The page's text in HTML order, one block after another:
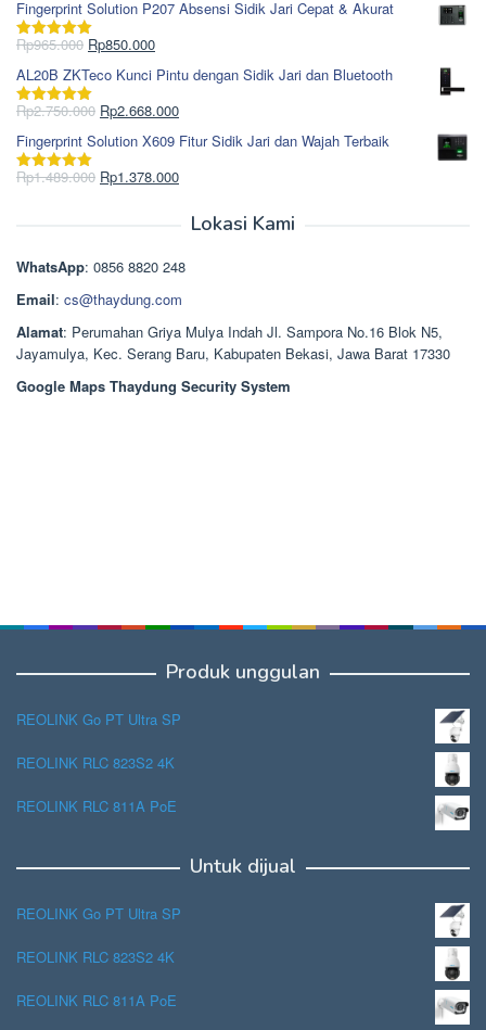
adalah:
Rp1.695.000.
ini
Fingerprint Solution P207 Absensi Sidik Jari Cepat & Akurat
Dinilai5.00
Rp965.000 Harga
aslinya
adalah:
Rp965.000.
Rp850.000Harga
saat
ini
adalah:
AL20B ZKTeco Kunci Pintu dengan Sidik Jari dan Bluetooth
Dinilai5.00
Rp2.750.000 Harga
aslinya
adalah:
Rp2.750.000.
Rp2.668.000Harga
saat
ini
adalah:
Fingerprint Solution X609 Fitur Sidik Jari dan Wajah Terbaik
Dinilai5.00
Rp1.489.000 Harga
Rp1.378.000Harga
Rp1.378.000.
Lokasi Kami
WhatsApp: 0856 8820 248
Email: cs@thaydung.com
Alamat: Perumahan Griya Mulya Indah Jl. Sampora No.16 Blok N5,
Jayamulya, Kec. Serang Baru, Kabupaten Bekasi, Jawa Barat 17330
Google Maps Thaydung Security System
Produk unggulan
REOLINK Go PT Ultra SP
REOLINK RLC 823S2 4K
REOLINK RLC 811A PoE
Untuk dijual
REOLINK Go PT Ultra SP
REOLINK RLC 823S2 4K
REOLINK RLC 811A PoE